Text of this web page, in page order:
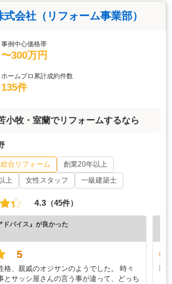
会社（リフォーム事業部）
事例中心価格帯
〜300万円
ホームプロ累計成約件数
135件
小牧・室蘭でリフォームするなら
総合リフォーム
創業20年以上
上 女性スタッフ 一級建築士
4.3 （45件）
ドバイス』が良かった
5
格、親戚のオジサンのようでした。 時々
とサッシ屋さんの言う事が違って、どっち
現